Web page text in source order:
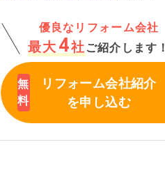
優良なリフォーム会社
最大 4社 ご紹介します！
リフォーム会社紹介
を申し込む